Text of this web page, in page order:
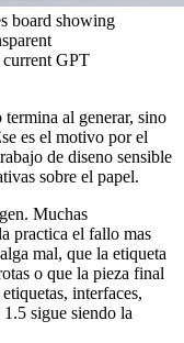
board showing
GPT
al generar, sino
es el motivo por el
de diseno sensible
sobre el papel.
Muchas
practica el fallo mas
mal, que la etiqueta
o que la pieza final
interfaces,
sigue siendo la